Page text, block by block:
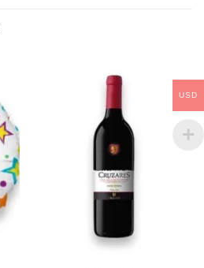
USD